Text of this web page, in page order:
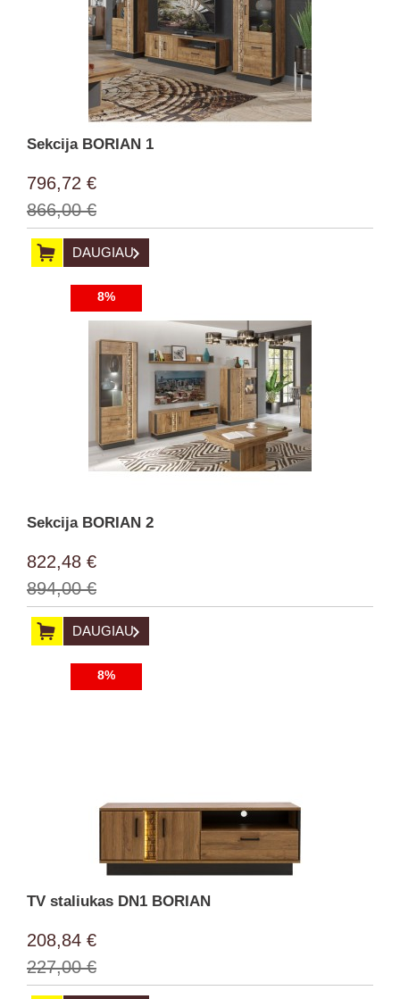
Sekcija BORIAN 1
796,72 €
866,00 €
DAUGIAU
8%
Sekcija BORIAN 2
822,48 €
894,00 €
DAUGIAU
8%
TV staliukas DN1 BORIAN
208,84 €
227,00 €